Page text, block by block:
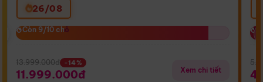
26/08
Còn 9/10 chỗ
Còn 9/10 chỗ
13.999.000đ -14%
11.999.000đ Xem chi tiết